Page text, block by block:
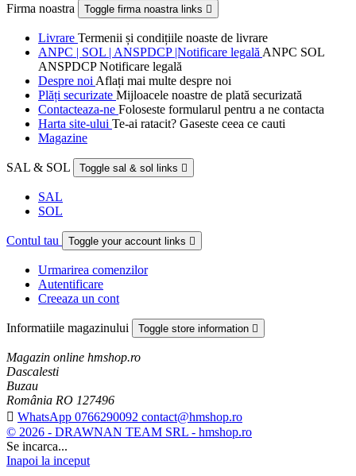
Firma noastra Toggle firma noastra links 
Livrare Termenii și condițiile noaste de livrare
ANPC | SOL | ANSPDCP |Notificare legală ANPC SOL
ANSPDCP Notificare legală
Despre noi Aflați mai multe despre noi
Plăți securizate Mijloacele noastre de plată securizată
Contacteaza-ne Foloseste formularul pentru a ne contacta
Harta site-ului Te-ai ratacit? Gaseste ceea ce cauti
Magazine
SAL & SOL Toggle sal & sol links 
SAL
SOL
Contul tau Toggle your account links 
Urmarirea comenzilor
Autentificare
Creeaza un cont
Informatiile magazinului Toggle store information 
Magazin online hmshop.ro
Dascalesti
Buzau
România RO 127496
 WhatsApp 0766290092 contact@hmshop.ro
© 2026 - DRAWNAN TEAM SRL - hmshop.ro
Se incarca...
Inapoi la inceput